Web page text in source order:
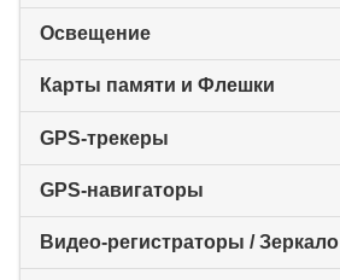
Освещение
Карты памяти и Флешки
GPS-трекеры
GPS-навигаторы
Видео-регистраторы / Зеркало